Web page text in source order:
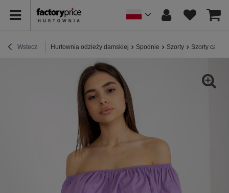
Wstecz Hurtownia odzieży damskiej Spodnie Szorty Szorty